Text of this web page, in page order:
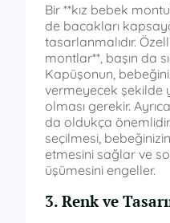
Bir **kız bebek
de bacakları
tasarlanmalıdır.
montlar**, başın da
Kapüşonun,
vermeyecek şekilde
olması gerekir.
da oldukça
seçilmesi,
etmesini sağlar ve
üşümesini engeller.
3. Renk ve